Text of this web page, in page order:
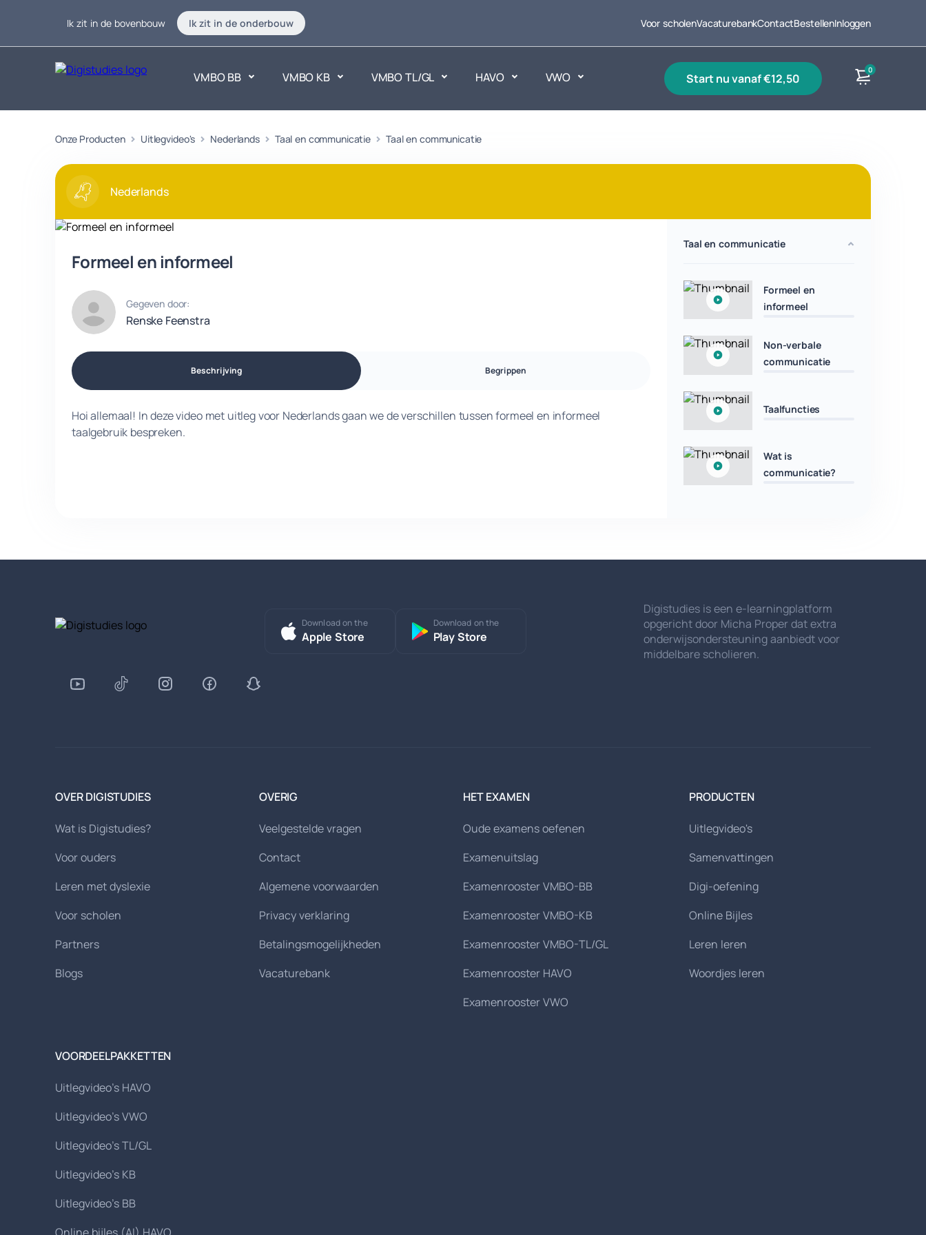
Ik zit in de bovenbouw Ik zit in de onderbouw Voor scholenVacaturebankContactBestellenInloggen
VMBO BB VMBO KB VMBO TL/GL HAVO VWO start nu vanaf €12,50
0
Exacte vakken
Geen vakken.
Taalvakken
Geen vakken.
Maatschappijvakken
Geen vakken.
Onze Producten Uitlegvideo's Nederlands Taal en communicatie Taal en communicatie
Nederlands
Formeel en informeel
Gegeven door:
Renske Feenstra
Beschrijving Begrippen
Hoi allemaal! In deze video met uitleg voor Nederlands gaan we de verschillen tussen formeel en informeel
taalgebruik bespreken.
Taal en communicatie
Formeel en
informeel
Non-verbale
communicatie
Taalfuncties
Wat is
communicatie?
Download on the
Apple Store
Download on the
Play Store
Digistudies is een e-learningplatform
opgericht door Micha Proper dat extra
onderwijsondersteuning aanbiedt voor
middelbare scholieren.
OVER DIGISTUDIES
Wat is Digistudies?
Voor ouders
Leren met dyslexie
Voor scholen
Partners
Blogs
OVERIG
Veelgestelde vragen
Contact
Algemene voorwaarden
Privacy verklaring
Betalingsmogelijkheden
Vacaturebank
HET EXAMEN
Oude examens oefenen
Examenuitslag
Examenrooster VMBO-BB
Examenrooster VMBO-KB
Examenrooster VMBO-TL/GL
Examenrooster HAVO
Examenrooster VWO
PRODUCTEN
Uitlegvideo's
Samenvattingen
Digi-oefening
Online Bijles
Leren leren
Woordjes leren
VOORDEELPAKKETTEN
Uitlegvideo's HAVO
Uitlegvideo's VWO
Uitlegvideo's TL/GL
Uitlegvideo's KB
Uitlegvideo's BB